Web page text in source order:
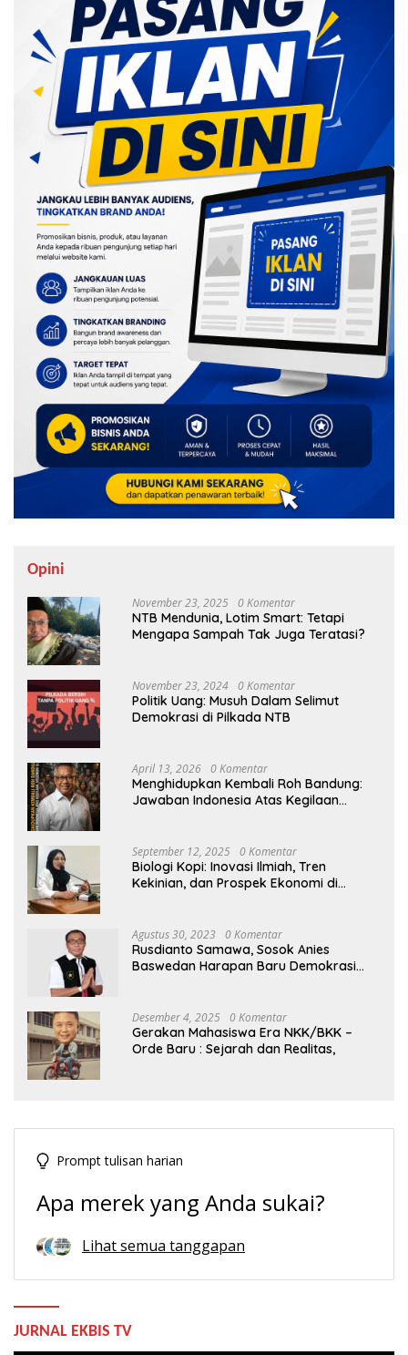
Opini
November 23, 2025 0 Komentar
NTB Mendunia, Lotim Smart: Tetapi
Mengapa Sampah Tak Juga Teratasi?
November 23, 2024 0 Komentar
Politik Uang: Musuh Dalam Selimut
Demokrasi di Pilkada NTB
April 13, 2026 0 Komentar
Menghidupkan Kembali Roh Bandung:
Jawaban Indonesia Atas Kegilaan
September 12, 2025 0 Komentar
Biologi Kopi: Inovasi Ilmiah, Tren
Kekinian, dan Prospek Ekonomi di
Agustus 30, 2023 0 Komentar
Rusdianto Samawa, Sosok Anies
Baswedan Harapan Baru Demokrasi
Desember 4, 2025 0 Komentar
Gerakan Mahasiswa Era NKK/BKK –
Orde Baru : Sejarah dan Realitas,
Prompt tulisan harian
Apa merek yang Anda sukai?
Lihat semua tanggapan
JURNAL EKBIS TV